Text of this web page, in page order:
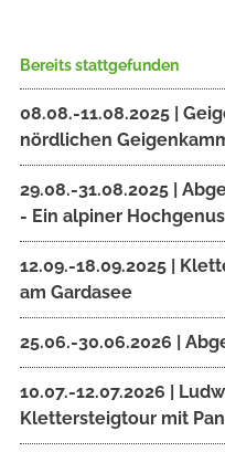
Bereits stattgefunden
08.08.-11.08.2025 |
nördlichen
29.08.-31.08.2025 |
- Ein alpiner
12.09.-18.09.2025 |
am Gardasee
25.06.-30.06.2026 |
10.07.-12.07.2026 |
Klettersteigtour mit